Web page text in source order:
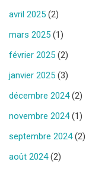
avril 2025 (2)
mars 2025 (1)
février 2025 (2)
janvier 2025 (3)
décembre 2024(2)
novembre 2024(1)
septembre 2024(2)
août 2024(2)